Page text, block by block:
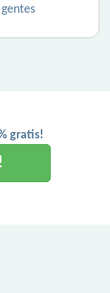
gratis!